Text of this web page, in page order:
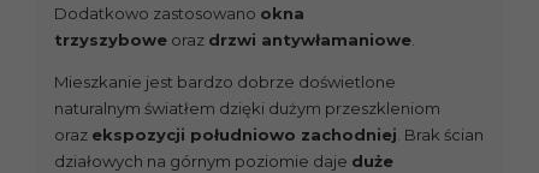
Dodatkowo zastosowano okna
trzyszybowe oraz drzwi antywłamaniowe
Mieszkanie jest bardzo dobrze doświetlone
naturalnym światłem dzięki dużym przeszkleniom
oraz ekspozycji południowo zachodniej . Brak ścian
działowych na górnym poziomie daje duże